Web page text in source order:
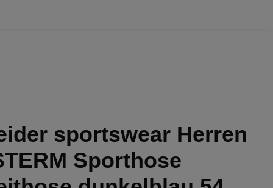
sportswear Herren
Sporthose